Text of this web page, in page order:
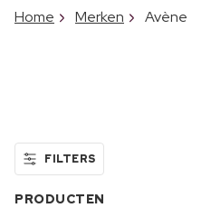
Home Merken Avène
FILTERS
PRODUCTEN